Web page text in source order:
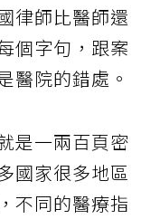
律師比醫師還
個字句，跟案
醫院的錯處。
是一兩百頁密
國家很多地區
不同的醫療指